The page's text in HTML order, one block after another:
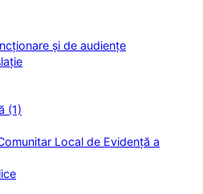
și de audiențe
(1)
Local de Evidență a